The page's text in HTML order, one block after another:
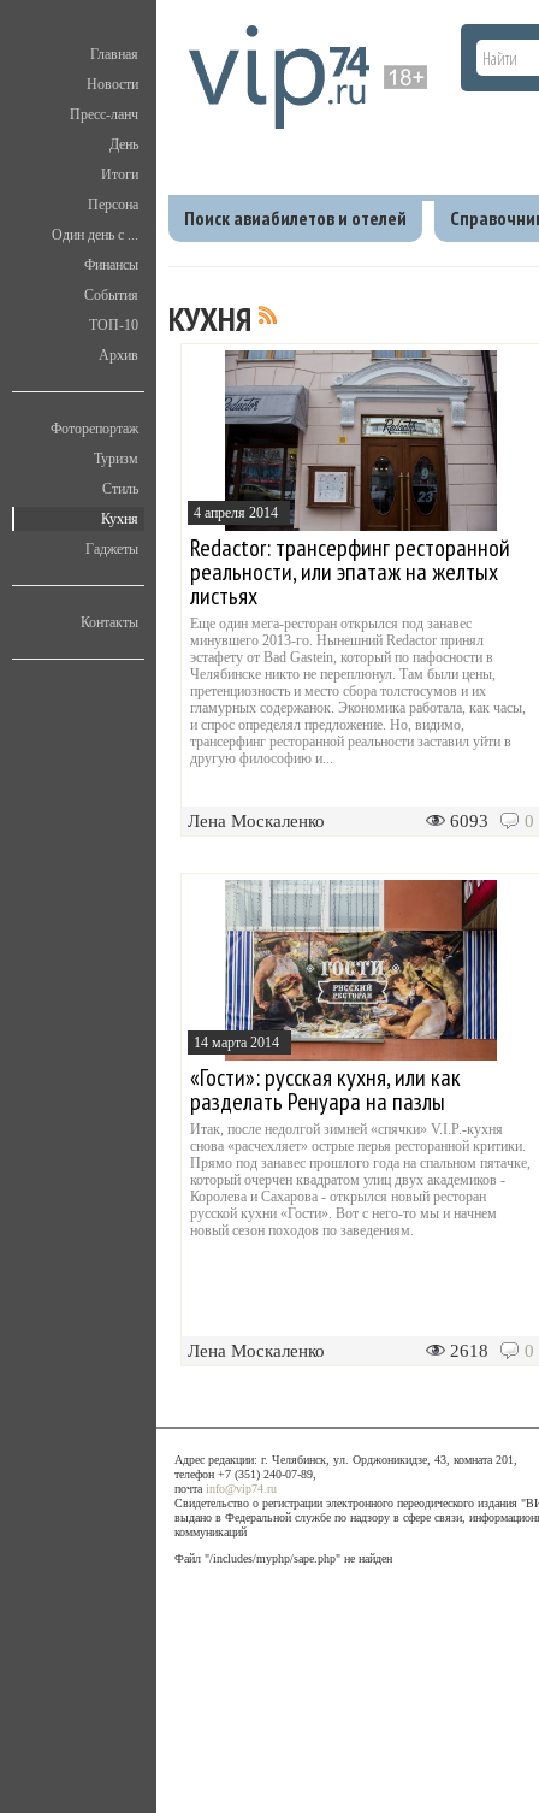
Главная
Новости
Пресс-ланч
День
Итоги
Персона
Один день с ...
Финансы
События
ТОП-10
Архив
Фоторепортаж
Туризм
Стиль
Кухня
Гаджеты
Контакты
Поиск авиабилетов и отелей
КУХНЯ
4 апреля 2014
Redactor: трансерфинг ресторанной
реальности, или эпатаж на желтых
листьях
Еще один мега-ресторан открылся под занавес
минувшего 2013-го. Нынешний Redactor принял
эстафету от Bad Gastein, который по пафосности в
Челябинске никто не переплюнул. Там были цены,
претенциозность и место сбора толстосумов и их
гламурных содержанок. Экономика работала, как часы,
и спрос определял предложение. Но, видимо,
трансерфинг ресторанной реальности заставил уйти в
другую философию и...
Лена Москаленко 0
6093
14 марта 2014
«Гости»: русская кухня, или как
разделать Ренуара на пазлы
Итак, после недолгой зимней «спячки» V.I.P.-кухня
снова «расчехляет» острые перья ресторанной критики.
Прямо под занавес прошлого года на спальном пятачке,
который очерчен квадратом улиц двух академиков -
Королева и Сахарова - открылся новый ресторан
русской кухни «Гости». Вот с него-то мы и начнем
новый сезон походов по заведениям.
Лена Москаленко 0
2618
Адрес редакции: г. Челябинск, ул. Орджоникидзе, 43, комната 201,
телефон +7 (351) 240-07-89,
почта info@vip74.ru
Свидетельство о регистрации электронного переодического
выдано в Федеральной службе по надзору в сфере связи,
коммуникаций
Файл "/includes/myphp/sape.php" не найден